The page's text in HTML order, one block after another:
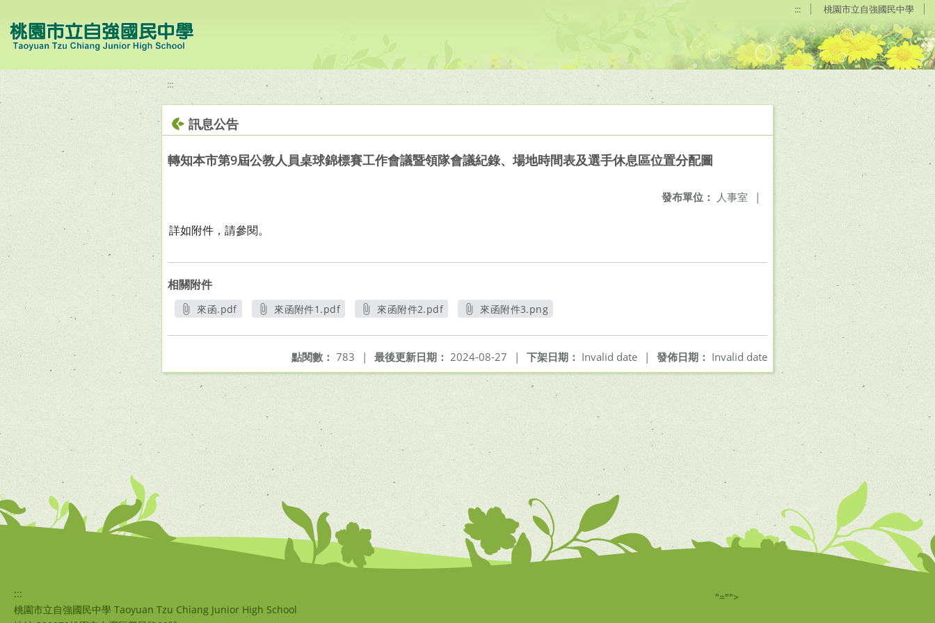
::: 桃園市立自強國民中學
:::
訊息公告
轉知本市第9屆公教人員桌球錦標賽工作會議暨領隊會議紀錄、場地時間表及選手休息區位置分配圖
發布單位： 人事室 |
詳如附件，請參閱。
相關附件
來函.pdf
來函附件1.pdf
來函附件2.pdf
來函附件3.png
發佈日期： Invalid date
下架日期： Invalid date |
最後更新日期： 2024-08-27 |
點閱數： 783 |
:::
桃園市立自強國民中學 Taoyuan Tzu Chiang Junior High School
"="">